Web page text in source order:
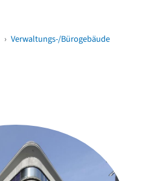
› Verwaltungs-/Bürogebäude